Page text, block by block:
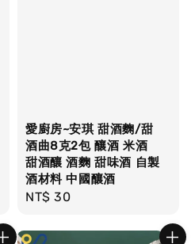
愛廚房~安琪 甜酒麴/甜
酒曲8克2包 釀酒 米酒
甜酒釀 酒麴 甜味酒 自製
酒材料 中國釀酒
Regular
NT$ 30